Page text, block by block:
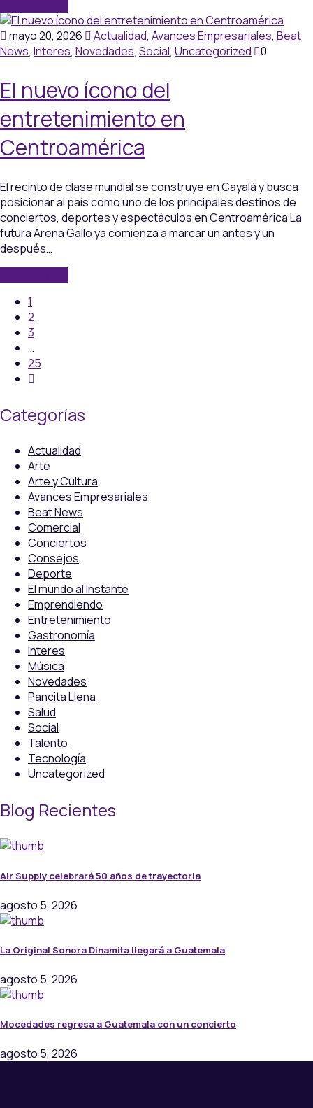
mayo 20, 2026
Actualidad, Avances Empresariales, Beat
News, Interes, Novedades, Social, Uncategorized 0
El nuevo ícono del
entretenimiento en
Centroamérica
El recinto de clase mundial se construye en Cayalá y busca
posicionar al país como uno de los principales destinos de
conciertos, deportes y espectáculos en Centroamérica La
futura Arena Gallo ya comienza a marcar un antes y un
después…
1
2
3
…
25
Categorías
Actualidad
Arte
Arte y Cultura
Avances Empresariales
Beat News
Comercial
Conciertos
Consejos
Deporte
El mundo al Instante
Emprendiendo
Entretenimiento
Gastronomía
Interes
Música
Novedades
Pancita Llena
Salud
Social
Talento
Tecnología
Uncategorized
Blog Recientes
Air Supply celebrará 50 años de trayectoria
agosto 5, 2026
La Original Sonora Dinamita llegará a Guatemala
agosto 5, 2026
Mocedades regresa a Guatemala con un concierto
agosto 5, 2026